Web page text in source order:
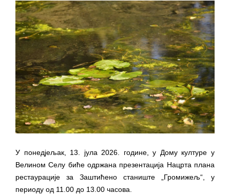
ПРЕЛИМИНАРНA РАНГ ЛИСТA
КАНДИДАТА КОЈИ СУ ОСТВАРИЛИ ПРАВО
НА ГРАДСКИ МЈЕСЕЧНИ БОРАЧКИ
ДОДАТАК ЗА ДЕМОБИЛИСАНЕ БОРЦЕ
ВОЈСКЕ РЕПУБЛИКЕ СРПСКЕ У СТАЊУ
СОЦИЈАЛНЕ ПОТРЕБЕ
ЈАВНИ ПОЗИВ ЗА НАЈЉЕПШЕ УРЕЂЕНО
ДВОРИШТЕ ИНДИВИДУАЛНИХ
ДОМАЋИНСТАВА, ДВОРИШТЕ
ПРОСТОР У МЈЕСНИМ ЗАЈЕДНИЦАМА НА
ТЕРИТОРИЈИ ГРАДА БИЈЕЉИНА
Обавјештење за предузетника - Гојко
У понедјељак, 13. јула 2026. године, у Дому културе у
Велином Селу биће одржана презентација Нацрта плана
рестаурације за Заштићено станиште „Громижељ“, у
периоду од 11.00 до 13.00 часова.